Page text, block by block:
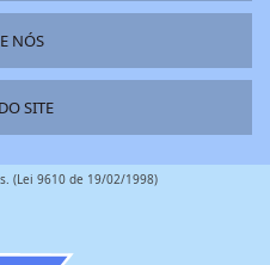
NÓS
SITE
(Lei 9610 de 19/02/1998)